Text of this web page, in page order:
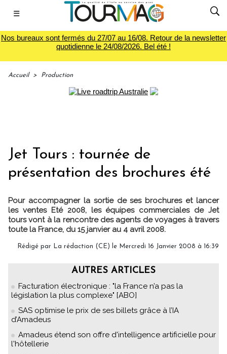
☰
Nos bureaux sont fermés du 27/07 au 16/08. Retour de la newsletter
quotidienne le 24/08/2026. Bel été !
Accueil > Production
Jet Tours : tournée de
présentation des brochures été
Pour accompagner la sortie de ses brochures et lancer
les ventes Eté 2008, les équipes commerciales de Jet
tours vont à la rencontre des agents de voyages à travers
toute la France, du 15 janvier au 4 avril 2008.
Rédigé par La rédaction (CE) le Mercredi 16 Janvier 2008 à 16:39
AUTRES ARTICLES
Facturation électronique : "la France n’a pas la
législation la plus complexe" [ABO]
SAS optimise le prix de ses billets grâce à l’IA
d’Amadeus
Amadeus étend son offre d'intelligence artificielle pour
l'hôtellerie